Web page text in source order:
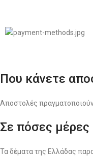
Που κάνετε
Αποστολές
Σε πόσες
Τα δέματα της Ελλάδας